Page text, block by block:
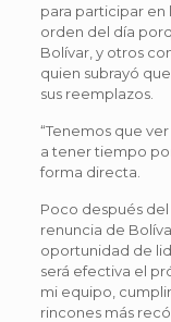
para participar en
orden del día
Bolívar, y otros
quien subrayó
sus reemplazos.
“Tenemos que
a tener tiempo
forma directa.
Poco después
renuncia de
oportunidad de
será efectiva el
mi equipo,
rincones más